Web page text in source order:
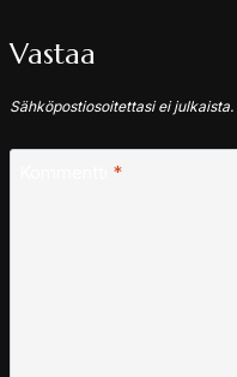
Vastaa
Sähköpostiosoitettasi ei julkaista.
*